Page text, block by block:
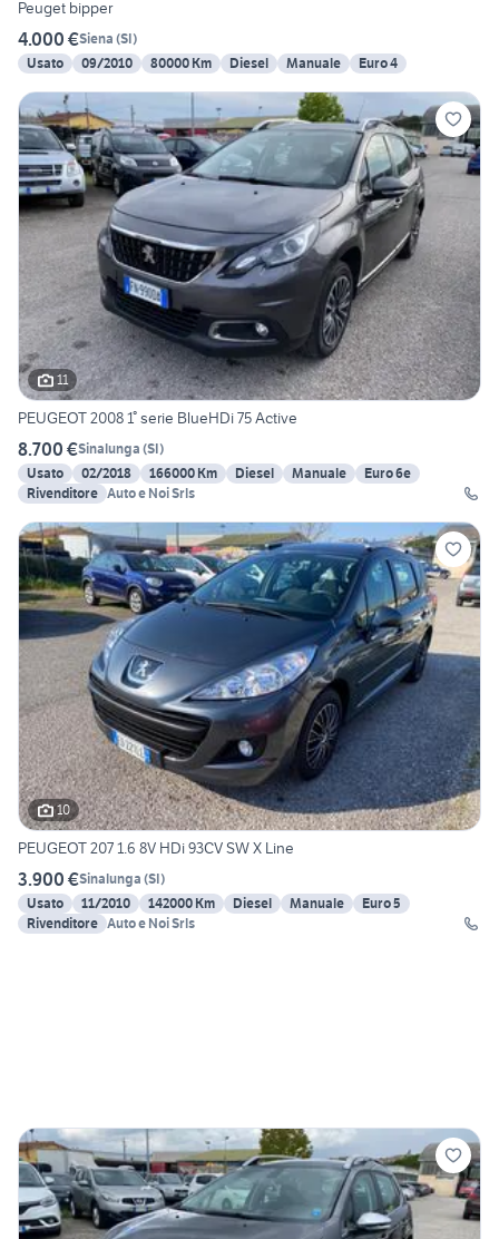
Peuget bipper
4.000 €Siena (SI)
Usato
09/2010 80000 Km Diesel Manuale Euro 4
11
PEUGEOT 2008 1° serie BlueHDi 75 Active
8.700 €Sinalunga (SI)
Usato
02/2018 166000 Km Diesel Manuale
Euro 6e
Rivenditore Auto e Noi Srls
10
PEUGEOT 207 1.6 8V HDi 93CV SW X Line
3.900 €Sinalunga (SI)
Usato
11/2010 142000 Km Diesel Manuale
Euro 5
Rivenditore Auto e Noi Srls